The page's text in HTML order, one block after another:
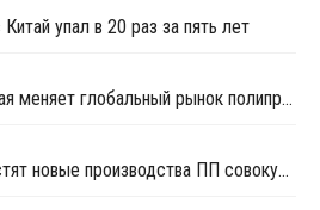
упал в 20 раз за пять лет
Самодостаточность Китая меняет глобальный рынок полипропилена
В КНР в 2026 году запустят новые производства ПП совокупной мощностью 4,9 млн тонн